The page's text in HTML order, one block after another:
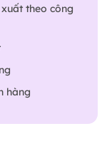
theo công
hàng